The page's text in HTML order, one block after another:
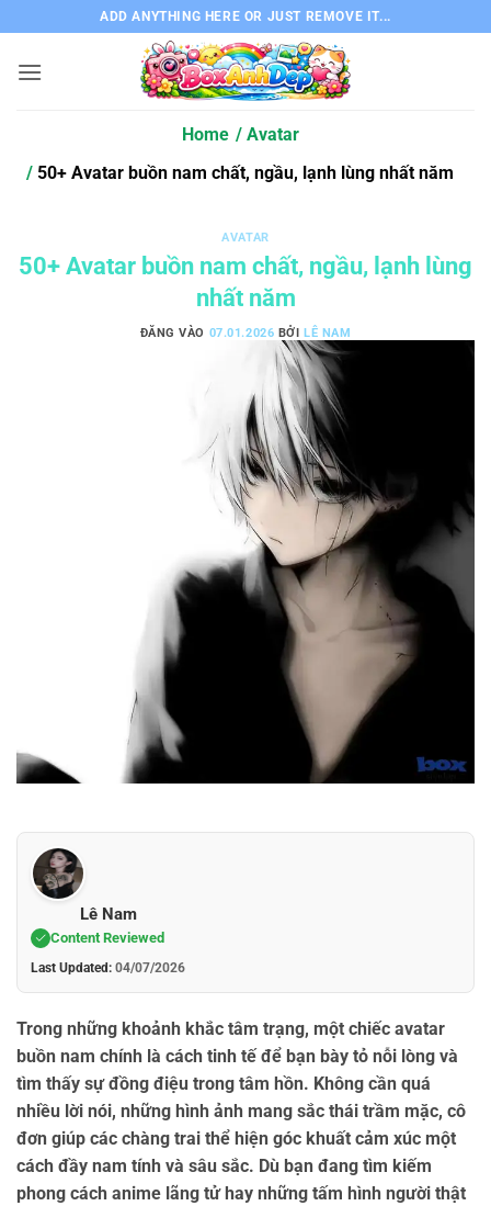
qua
nội
ADD ANYTHING HERE OR JUST REMOVE IT...
Home
Avatar
50+ Avatar buồn nam chất, ngầu, lạnh lùng nhất năm
AVATAR
50+ Avatar buồn nam chất, ngầu, lạnh lùng
nhất năm
ĐĂNG VÀO 07.01.2026 BỞILÊ NAM
Lê Nam
Content Reviewed
Last Updated: 04/07/2026
Trong những khoảnh khắc tâm trạng, một chiếc avatar
buồn nam chính là cách tinh tế để bạn bày tỏ nỗi lòng và
tìm thấy sự đồng điệu trong tâm hồn. Không cần quá
nhiều lời nói, những hình ảnh mang sắc thái trầm mặc, cô
đơn giúp các chàng trai thể hiện góc khuất cảm xúc một
cách đầy nam tính và sâu sắc. Dù bạn đang tìm kiếm
phong cách anime lãng tử hay những tấm hình người thật